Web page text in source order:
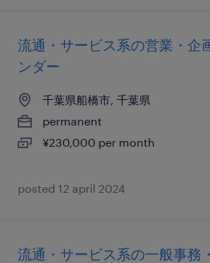
流通・サービス系の営業・企
ンダー
千葉県船橋市, 千葉県
permanent
¥230,000 per month
posted 12 april 2024
流通・サービス系の一般事務